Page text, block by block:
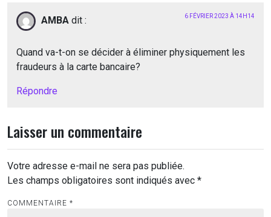
AMBA dit : 6 FÉVRIER 2023 À 14H14
Quand va-t-on se décider à éliminer physiquement les
fraudeurs à la carte bancaire?
Répondre
Laisser un commentaire
Votre adresse e-mail ne sera pas publiée.
Les champs obligatoires sont indiqués avec *
COMMENTAIRE *